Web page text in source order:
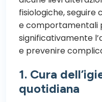
fisiologiche,
e comportamentali
significativamente
e prevenire
1. Cura
quotidiana